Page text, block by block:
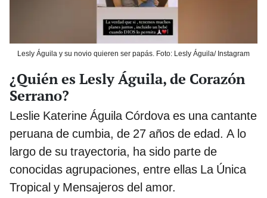
Lesly Águila y su novio quieren ser papás. Foto: Lesly Águila/ Instagram
¿Quién es Lesly Águila, de Corazón
Serrano?
Leslie Katerine Águila Córdova es una cantante
peruana de cumbia, de 27 años de edad. A lo
largo de su trayectoria, ha sido parte de
conocidas agrupaciones, entre ellas La Única
Tropical y Mensajeros del amor.